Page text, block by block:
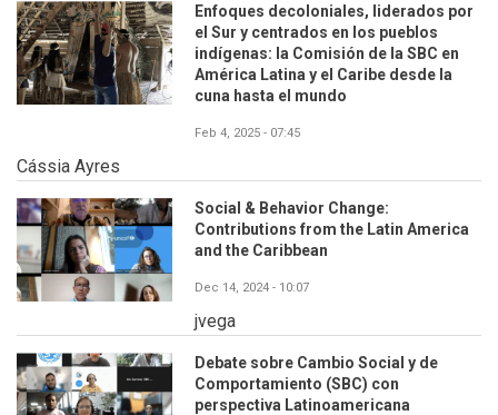
Enfoques decoloniales, liderados por
el Sur y centrados en los pueblos
indígenas: la Comisión de la SBC en
América Latina y el Caribe desde la
cuna hasta el mundo
Feb 4, 2025 - 07:45
Cássia Ayres
Social & Behavior Change:
Contributions from the Latin America
and the Caribbean
Dec 14, 2024 - 10:07
jvega
Debate sobre Cambio Social y de
Comportamiento (SBC) con
perspectiva Latinoamericana